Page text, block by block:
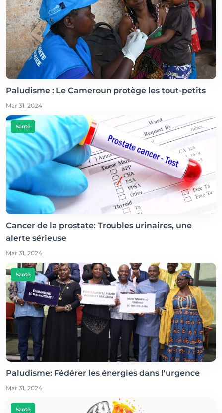
Paludisme : Le Cameroun protège les tout-petits
Mar 31, 2024
Santé
Cancer de la prostate: Troubles urinaires, une
alerte sérieuse
Mar 31, 2024
Santé
Paludisme: Fédérer les énergies dans l'urgence
Mar 31, 2024
Santé